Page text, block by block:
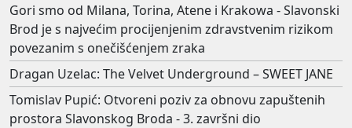
Gori smo od Milana, Torina, Atene i Krakowa - Slavonski
Brod je s najvećim procijenjenim zdravstvenim rizikom
povezanim s onečišćenjem zraka
Dragan Uzelac: The Velvet Underground – SWEET JANE
Tomislav Pupić: Otvoreni poziv za obnovu zapuštenih
prostora Slavonskog Broda - 3. završni dio